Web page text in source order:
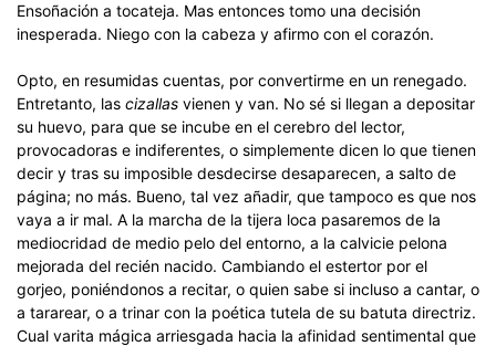
Ensoñación a tocateja. Mas entonces tomo una decisión
inesperada. Niego con la cabeza y afirmo con el corazón.
Opto, en resumidas cuentas, por convertirme en un renegado.
Entretanto, las cizallas vienen y van. No sé si llegan a depositar
su huevo, para que se incube en el cerebro del lector,
provocadoras e indiferentes, o simplemente dicen lo que tienen
decir y tras su imposible desdecirse desaparecen, a salto de
página; no más. Bueno, tal vez añadir, que tampoco es que nos
vaya a ir mal. A la marcha de la tijera loca pasaremos de la
mediocridad de medio pelo del entorno, a la calvicie pelona
mejorada del recién nacido. Cambiando el estertor por el
gorjeo, poniéndonos a recitar, o quien sabe si incluso a cantar, o
a tararear, o a trinar con la poética tutela de su batuta directriz.
Cual varita mágica arriesgada hacia la afinidad sentimental que